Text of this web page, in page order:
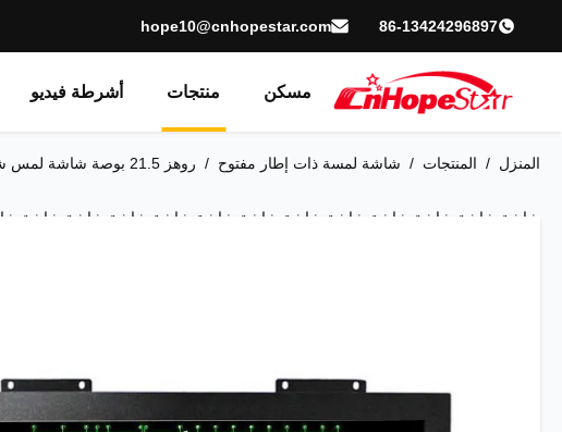
86-13424296897
hope10@cnhopestar.com
مسكن منتجات أشرطة فيديو
المنزل / المنتجات / شاشة لمسة ذات إطار مفتوح / روهز 21.5 بوصة
شاشة شاشة شاشة شاشة شاشة شاشة شاشة شاشة شاشة شاشة شاشة شاشة